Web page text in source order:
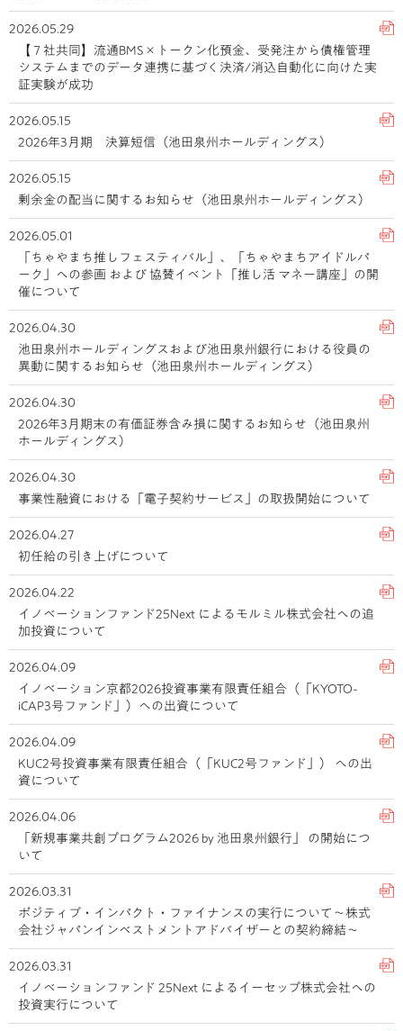
2026.05.29
【７社共同】流通BMS×トークン化預金、受発注から債権管理
システムまでのデータ連携に基づく決済/消込自動化に向けた実
証実験が成功
2026.05.15
2026年3月期 決算短信（池田泉州ホールディングス）
2026.05.15
剰余金の配当に関するお知らせ（池田泉州ホールディングス）
2026.05.01
「ちゃやまち推しフェスティバル」、「ちゃやまちアイドルパ
ーク」への参画 および 協賛イベント「推し活 マネー講座」の開
催について
2026.04.30
池田泉州ホールディングスおよび池田泉州銀行における役員の
異動に関するお知らせ（池田泉州ホールディングス）
2026.04.30
2026年3月期末の有価証券含み損に関するお知らせ（池田泉州
ホールディングス）
2026.04.30
事業性融資における「電子契約サービス」の取扱開始について
2026.04.27
初任給の引き上げについて
2026.04.22
イノベーションファンド25Next によるモルミル株式会社への追
加投資について
2026.04.09
イノベーション京都2026投資事業有限責任組合（「KYOTO-
iCAP3号ファンド」）への出資について
2026.04.09
KUC2号投資事業有限責任組合（「KUC2号ファンド」） への出
資について
2026.04.06
「新規事業共創プログラム2026 by 池田泉州銀行」 の開始につ
いて
2026.03.31
ポジティブ・インパクト・ファイナンスの実行について～株式
会社ジャパンインベストメントアドバイザーとの契約締結～
2026.03.31
イノベーションファンド 25Next によるイーセップ株式会社への
投資実行について